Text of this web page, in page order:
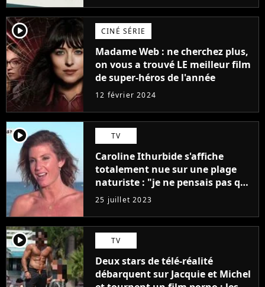
player2 CINÉ SÉRIE
Madame Web : ne cherchez plus,
on vous a trouvé LE meilleur film
de super-héros de l'année
12 février 2024
player2 TV
Caroline Ithurbide s'affiche
totalement nue sur une plage
naturiste : "je ne pensais pas que
j'arriverais à le faire..."
25 juillet 2023
player2 TV
Deux stars de télé-réalité
débarquent sur Jacquie et Michel